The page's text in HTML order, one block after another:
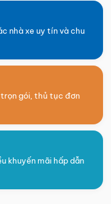
nhà xe uy tín và chu
trọn gói, thủ tục đơn
khuyến mãi hấp dẫn